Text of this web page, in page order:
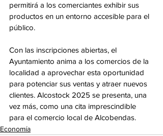
permitirá a los comerciantes exhibir sus
productos en un entorno accesible para el
público.
Con las inscripciones abiertas, el
Ayuntamiento anima a los comercios de la
localidad a aprovechar esta oportunidad
para potenciar sus ventas y atraer nuevos
clientes. Alcostock 2025 se presenta, una
vez más, como una cita imprescindible
para el comercio local de Alcobendas.
Economía